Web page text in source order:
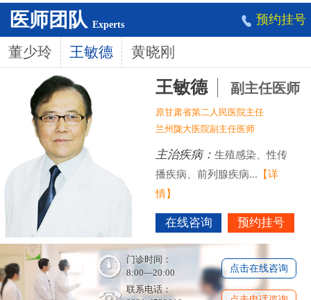
医师团队 Experts 预约挂号
董少玲 王敏德 黄晓刚
王敏德 副主任医师
原甘肃省第二人民医院主任
兰州陇大医院副主任医师
主治疾病： 生殖感染、性传
播疾病、前列腺疾病... 【详
情】
在线咨询 预约挂号
门诊时间：
8:00—20:00
联系电话：
点击在线咨询